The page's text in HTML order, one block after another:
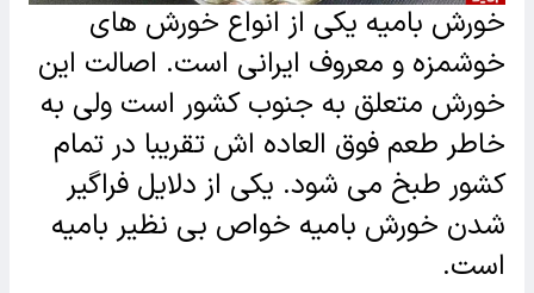
خورش بامیه یکی از انواع خورش های
خوشمزه و معروف ایرانی است. اصالت این
خورش متعلق به جنوب کشور است ولی به
خاطر طعم فوق العاده اش تقریبا در تمام
کشور طبخ می شود. یکی از دلایل فراگیر
شدن خورش بامیه خواص بی نظیر بامیه
است.